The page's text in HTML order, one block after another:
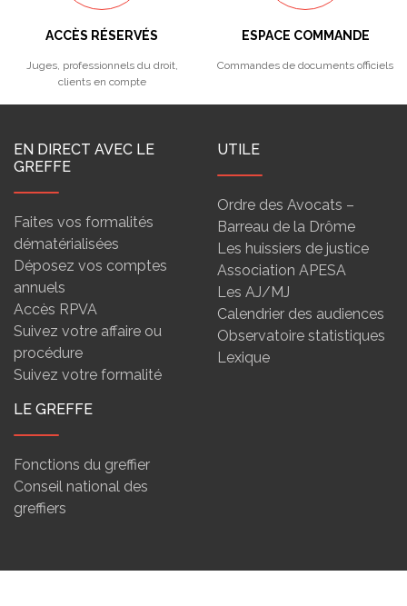
ACCÈS RÉSERVÉS
Juges, professionnels du droit,
clients en compte
ESPACE COMMANDE
Commandes de documents officiels
EN DIRECT AVEC LE
GREFFE
Faites vos formalités
dématérialisées
Déposez vos comptes
annuels
Accès RPVA
Suivez votre affaire ou
procédure
Suivez votre formalité
UTILE
Ordre des Avocats –
Barreau de la Drôme
Les huissiers de justice
Association APESA
Les AJ/MJ
Calendrier des audiences
Observatoire statistiques
Lexique
LE GREFFE
Fonctions du greffier
Conseil national des
greffiers